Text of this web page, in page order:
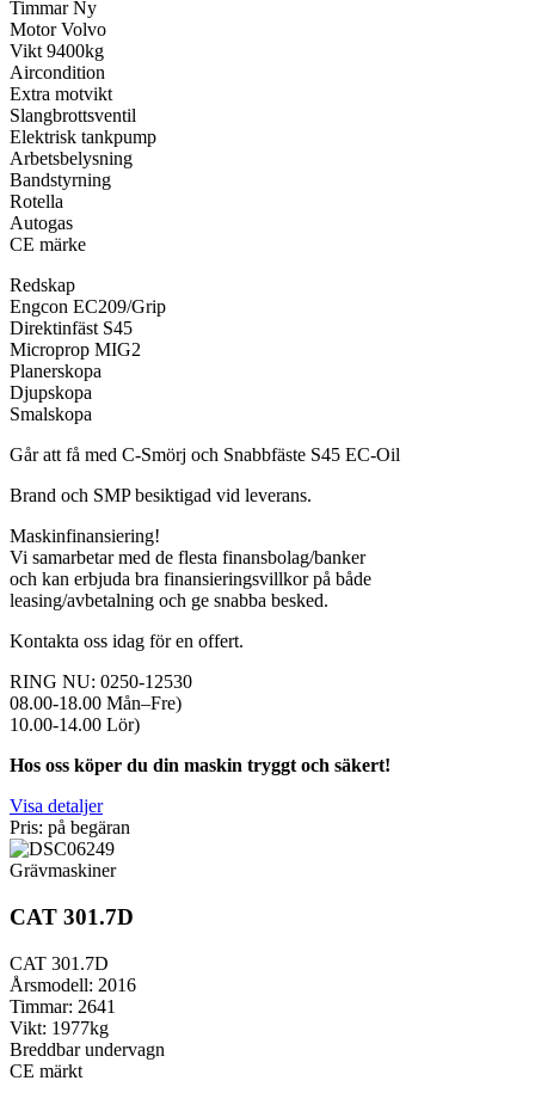
Timmar Ny
Motor Volvo
Vikt 9400kg
Aircondition
Extra motvikt
Slangbrottsventil
Elektrisk tankpump
Arbetsbelysning
Bandstyrning
Rotella
Autogas
CE märke
Redskap
Engcon EC209/Grip
Direktinfäst S45
Microprop MIG2
Planerskopa
Djupskopa
Smalskopa
Går att få med C-Smörj och Snabbfäste S45 EC-Oil
Brand och SMP besiktigad vid leverans.
Maskinfinansiering!
Vi samarbetar med de flesta finansbolag/banker
och kan erbjuda bra finansieringsvillkor på både
leasing/avbetalning och ge snabba besked.
Kontakta oss idag för en offert.
RING NU: 0250-12530
08.00-18.00 Mån–Fre)
10.00-14.00 Lör)
Hos oss köper du din maskin tryggt och säkert!
Visa detaljer
Pris: på begäran
Grävmaskiner
CAT 301.7D
CAT 301.7D
Årsmodell: 2016
Timmar: 2641
Vikt: 1977kg
Breddbar undervagn
CE märkt